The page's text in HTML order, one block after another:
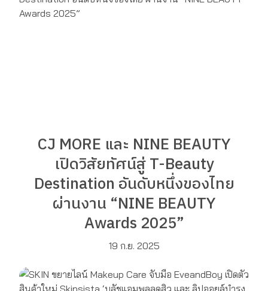
CJ MORE และ NINE BEAUTY
เปิดวิสัยทัศน์สู่ T-Beauty
Destination อันดับหนึ่งของไทย
ผ่านงาน “NINE BEAUTY
Awards 2025”
19 ก.ย. 2025